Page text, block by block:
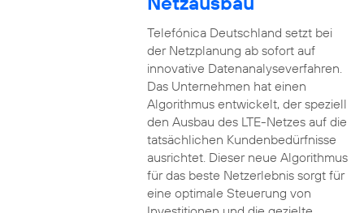
Telefónica Deutschland setzt bei
der Netzplanung ab sofort auf
innovative Datenanalyseverfahren.
Das Unternehmen hat einen
Algorithmus entwickelt, der speziell
den Ausbau des LTE-Netzes auf die
tatsächlichen Kundenbedürfnisse
ausrichtet. Dieser neue Algorithmus
für das beste Netzerlebnis sorgt für
eine optimale Steuerung von